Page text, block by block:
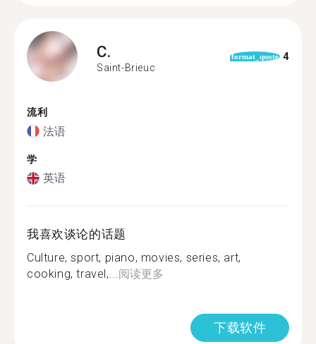
C.
Saint-Brieuc
format_quote 4
流利
法语
学
英语
我喜欢谈论的话题
Culture, sport, piano, movies, series, art,
cooking, travel,...阅读更多
下载软件